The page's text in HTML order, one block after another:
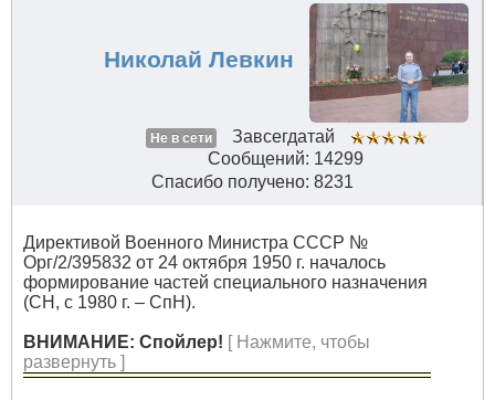
Николай Левкин
Не в сети
Завсегдатай
Сообщений: 14299
Спасибо получено: 8231
Директивой Военного Министра СССР №
Орг/2/395832 от 24 октября 1950 г. началось
формирование частей специального назначения
(СН, с 1980 г. – СпН).
ВНИМАНИЕ: Спойлер! [ Нажмите, чтобы
развернуть ]